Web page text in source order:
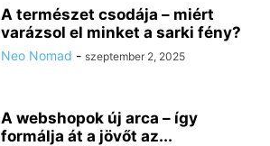
A természet csodája – miért
varázsol el minket a sarki fény?
Neo Nomad - szeptember 2, 2025
A webshopok új arca – így
formálja át a jövőt az...